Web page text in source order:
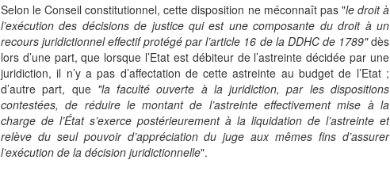
Selon le Conseil constitutionnel, cette disposition ne méconnaît pas "le droit à
l’exécution des décisions de justice qui est une composante du droit à un
recours juridictionnel effectif protégé par l’article 16 de la DDHC de 1789"dès
lors d’une part, que lorsque l’Etat est débiteur de l’astreinte décidée par une
juridiction, il n’y a pas d’affectation de cette astreinte au budget de l’Etat ;
d’autre part, que "la faculté ouverte à la juridiction, par les dispositions
contestées, de réduire le montant de l’astreinte effectivement mise à la
charge de l’État s’exerce postérieurement à la liquidation de l’astreinte et
relève du seul pouvoir d’appréciation du juge aux mêmes fins d’assurer
l’exécution de la décision juridictionnelle".